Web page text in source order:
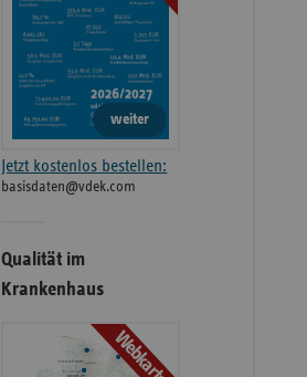
weiter
Jetzt kostenlos bestellen:
basisdaten@vdek.com
Qualität im
Krankenhaus
Webkarte